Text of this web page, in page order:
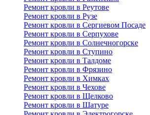
Ремонт кровли в Реутове
Ремонт кровли в Рузе
Ремонт кровли в Сергиевом Посаде
Ремонт кровли в Серпухове
Ремонт кровли в Солнечногорске
Ремонт кровли в Ступино
Ремонт кровли в Талдоме
Ремонт кровли в Фрязино
Ремонт кровли в Химках
Ремонт кровли в Чехове
Ремонт кровли в Щелково
Ремонт кровли в Шатуре